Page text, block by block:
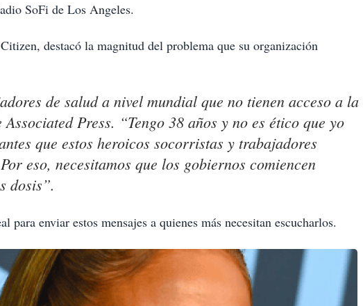
SoFi de Los Angeles.
destacó la magnitud del problema que su organización
de salud a nivel mundial que no tienen acceso a la
Press. “Tengo 38 años y no es ético que yo
que estos heroicos socorristas y trabajadores
eso, necesitamos que los gobiernos comiencen
dosis”.
para enviar estos mensajes a quienes más necesitan escucharlos.